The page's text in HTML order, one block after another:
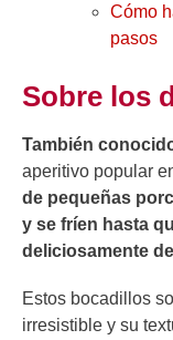
Cómo
pasos
Sobre los
También
aperitivo popular
de pequeñas
y se fríen hasta
deliciosamente
Estos bocadillos
irresistible y su